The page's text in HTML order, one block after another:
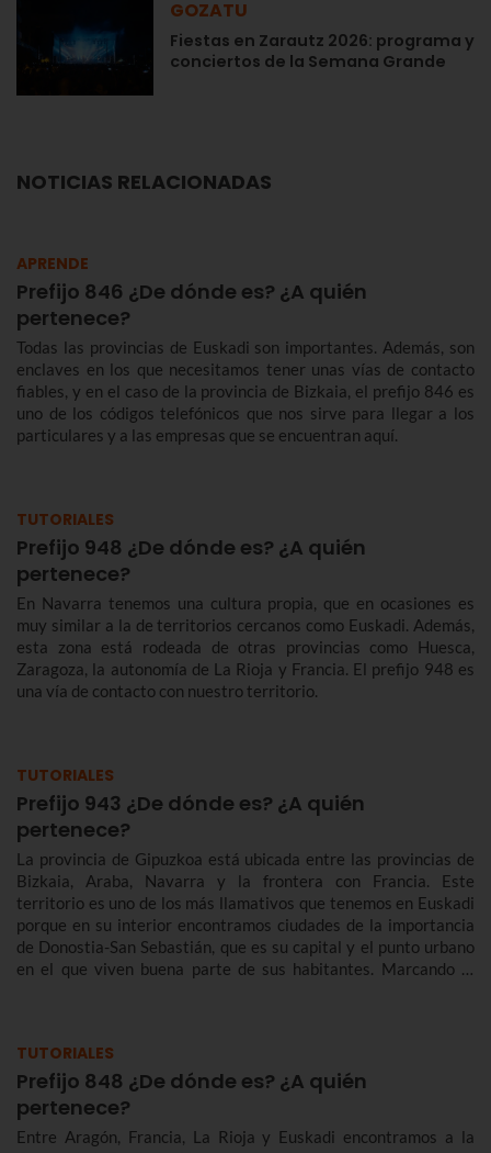
GOZATU
Fiestas en Zarautz 2026: programa y
conciertos de la Semana Grande
NOTICIAS RELACIONADAS
APRENDE
Prefijo 846 ¿De dónde es? ¿A quién
pertenece?
Todas las provincias de Euskadi son importantes. Además, son
enclaves en los que necesitamos tener unas vías de contacto
fiables, y en el caso de la provincia de Bizkaia, el prefijo 846 es
uno de los códigos telefónicos que nos sirve para llegar a los
particulares y a las empresas que se encuentran aquí.
TUTORIALES
Prefijo 948 ¿De dónde es? ¿A quién
pertenece?
En Navarra tenemos una cultura propia, que en ocasiones es
muy similar a la de territorios cercanos como Euskadi. Además,
esta zona está rodeada de otras provincias como Huesca,
Zaragoza, la autonomía de La Rioja y Francia. El prefijo 948 es
una vía de contacto con nuestro territorio.
TUTORIALES
Prefijo 943 ¿De dónde es? ¿A quién
pertenece?
La provincia de Gipuzkoa está ubicada entre las provincias de
Bizkaia, Araba, Navarra y la frontera con Francia. Este
territorio es uno de los más llamativos que tenemos en Euskadi
porque en su interior encontramos ciudades de la importancia
de Donostia-San Sebastián, que es su capital y el punto urbano
en el que viven buena parte de sus habitantes. Marcando el
TUTORIALES
Prefijo 848 ¿De dónde es? ¿A quién
pertenece?
Entre Aragón, Francia, La Rioja y Euskadi encontramos a la